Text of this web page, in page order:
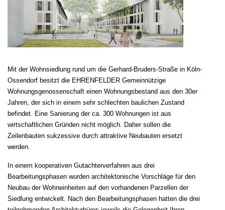
Mit der Wohnsiedlung rund um die Gerhard-Bruders-Straße in Köln-
Ossendorf besitzt die EHRENFELDER Gemeinnützige
Wohnungsgenossenschaft einen Wohnungsbestand aus den 30er
Jahren, der sich in einem sehr schlechten baulichen Zustand
befindet. Eine Sanierung der ca. 300 Wohnungen ist aus
wirtschaftlichen Gründen nicht möglich. Daher sollen die
Zeilenbauten sukzessive durch attraktive Neubauten ersetzt
werden.
In einem kooperativen Gutachterverfahren aus drei
Bearbeitungsphasen wurden architektonische Vorschläge für den
Neubau der Wohneinheiten auf den vorhandenen Parzellen der
Siedlung entwickelt. Nach den Bearbeitungsphasen hatten die drei